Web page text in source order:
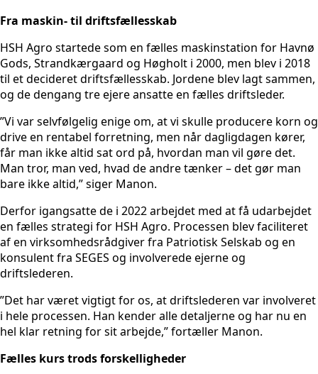
Fra maskin- til driftsfællesskab
HSH Agro startede som en fælles maskinstation for Havnø
Gods, Strandkærgaard og Høgholt i 2000, men blev i 2018
til et decideret driftsfællesskab. Jordene blev lagt sammen,
og de dengang tre ejere ansatte en fælles driftsleder.
”Vi var selvfølgelig enige om, at vi skulle producere korn og
drive en rentabel forretning, men når dagligdagen kører,
får man ikke altid sat ord på, hvordan man vil gøre det.
Man tror, man ved, hvad de andre tænker – det gør man
bare ikke altid,” siger Manon.
Derfor igangsatte de i 2022 arbejdet med at få udarbejdet
en fælles strategi for HSH Agro. Processen blev faciliteret
af en virksomhedsrådgiver fra Patriotisk Selskab og en
konsulent fra SEGES og involverede ejerne og
driftslederen.
”Det har været vigtigt for os, at driftslederen var involveret
i hele processen. Han kender alle detaljerne og har nu en
hel klar retning for sit arbejde,” fortæller Manon.
Fælles kurs trods forskelligheder